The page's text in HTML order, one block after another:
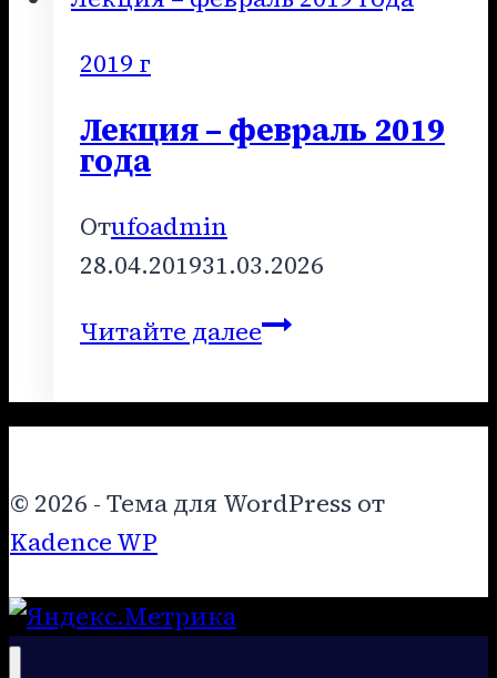
2019
2019 г
Лекция – февраль 2019
года
Отufoadmin
28.04.201931.03.2026
Читайте далееЛекция
февраль
© 2026 - Тема для WordPress от
Kadence WP